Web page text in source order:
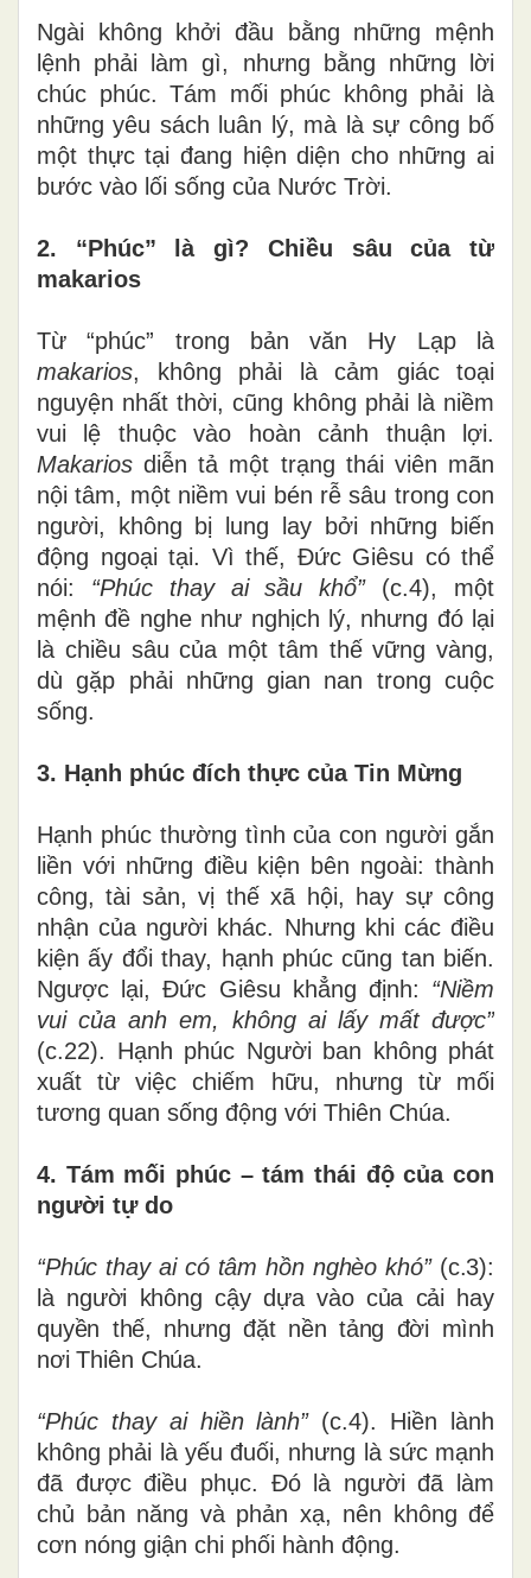
Ngài không khởi đầu bằng những mệnh
lệnh phải làm gì, nhưng bằng những lời
chúc phúc. Tám mối phúc không phải là
những yêu sách luân lý, mà là sự công bố
một thực tại đang hiện diện cho những ai
bước vào lối sống của Nước Trời.
2. “Phúc” là gì? Chiều sâu của từ
makarios
Từ “phúc” trong bản văn Hy Lạp là
makarios, không phải là cảm giác toại
nguyện nhất thời, cũng không phải là niềm
vui lệ thuộc vào hoàn cảnh thuận lợi.
Makarios diễn tả một trạng thái viên mãn
nội tâm, một niềm vui bén rễ sâu trong con
người, không bị lung lay bởi những biến
động ngoại tại. Vì thế, Đức Giêsu có thể
nói: “Phúc thay ai sầu khổ”(c.4), một
mệnh đề nghe như nghịch lý, nhưng đó lại
là chiều sâu của một tâm thế vững vàng,
dù gặp phải những gian nan trong cuộc
sống.
3. Hạnh phúc đích thực của Tin Mừng
Hạnh phúc thường tình của con người gắn
liền với những điều kiện bên ngoài: thành
công, tài sản, vị thế xã hội, hay sự công
nhận của người khác. Nhưng khi các điều
kiện ấy đổi thay, hạnh phúc cũng tan biến.
Ngược lại, Đức Giêsu khẳng định: “Niềm
vui của anh em, không ai lấy mất được”
(c.22). Hạnh phúc Người ban không phát
xuất từ việc chiếm hữu, nhưng từ mối
tương quan sống động với Thiên Chúa.
4. Tám mối phúc – tám thái độ của con
người tự do
“Phúc thay ai có tâm hồn nghèo khó”(c.3):
là người không cậy dựa vào của cải hay
quyền thế, nhưng đặt nền tảng đời mình
nơi Thiên Chúa.
“Phúc thay ai hiền lành”(c.4). Hiền lành
không phải là yếu đuối, nhưng là sức mạnh
đã được điều phục. Đó là người đã làm
chủ bản năng và phản xạ, nên không để
cơn nóng giận chi phối hành động.